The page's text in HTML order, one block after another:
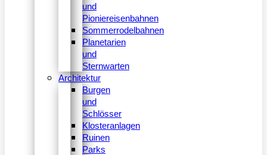
und
Pioniereisenbahnen
Sommerrodelbahnen
Planetarien
und
Sternwarten
Architektur
Burgen
und
Schlösser
Klosteranlagen
Ruinen
Parks